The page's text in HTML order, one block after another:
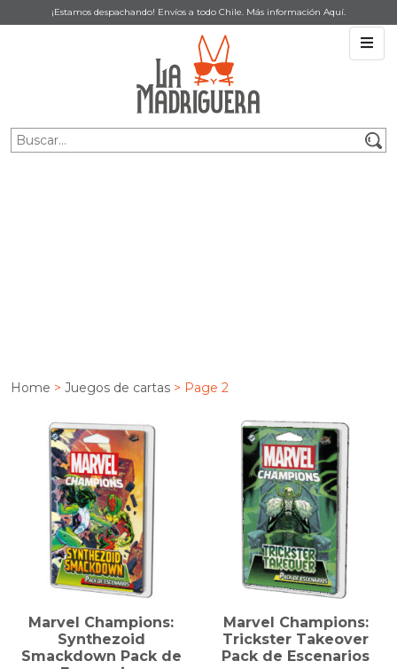
¡Estamos despachando! Envíos a todo Chile. Más información Aquí.
Home > Juegos de cartas > Page 2
Marvel Champions:
Synthezoid
Smackdown Pack de
Marvel Champions:
Trickster Takeover
Pack de Escenarios